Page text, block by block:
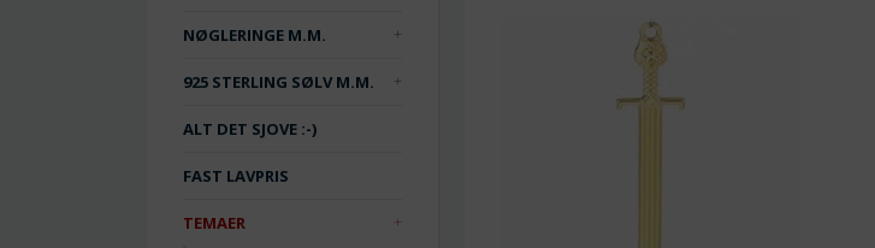
NØGLERINGE M.M.
925 STERLING SØLV M.M.
ALT DET SJOVE :-)
FAST LAVPRIS
TEMAER